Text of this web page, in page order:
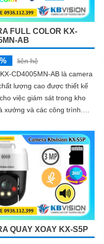
FULL COLOR KX-
AB
liên hệ
CD4005MN-AB là camera
lượng cao được thiết kế
việc giám sát trong kho
xưởng và các công trình.
camera có độ phân giải Ultra
QUAY XOAY KX-S5P